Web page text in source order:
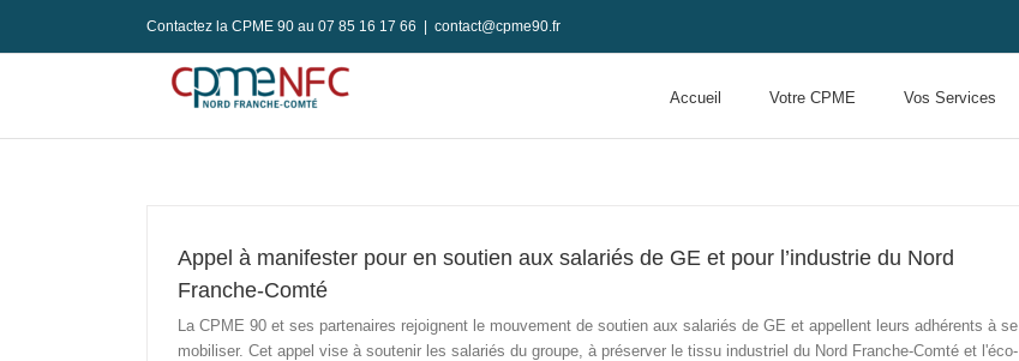
Contactez la CPME 90 au 07 85 16 17 66 contact@cpme90.fr
Accueil Votre CPME Vos Services
Appel à manifester pour en soutien aux salariés de GE et pour l’industrie du Nord
Franche-Comté
La CPME 90 et ses partenaires rejoignent le mouvement de soutien aux salariés de GE et appellent leurs adhérents à se
mobiliser. Cet appel vise à soutenir les salariés du groupe, à préserver le tissu industriel du Nord Franche-Comté et l'éco-